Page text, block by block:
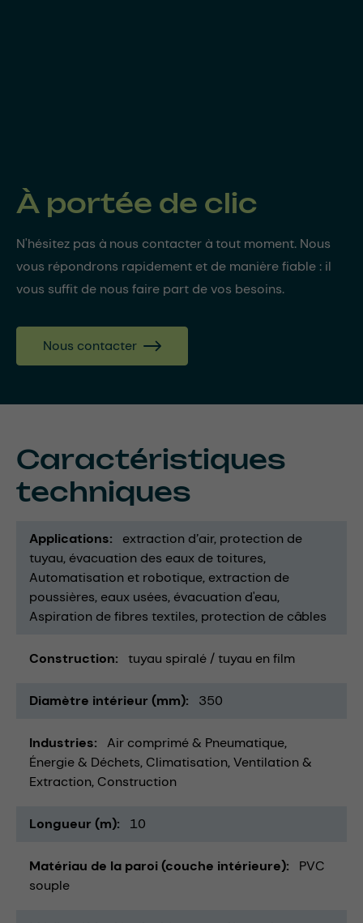
À portée de clic
N'hésitez pas à nous contacter à tout moment. Nous
vous répondrons rapidement et de manière fiable : il
vous suffit de nous faire part de vos besoins.
Nous contacter
Caractéristiques
techniques
Applications extraction d’air protection de
tuyau évacuation des eaux de toitures
Automatisation et robotique extraction de
poussières eaux usées évacuation d'eau
Aspiration de fibres textiles protection de câbles
Construction tuyau spiralé / tuyau en film
Diamètre intérieur (mm) 350
Industries
Air comprimé & Pneumatique
Énergie & Déchets Climatisation, Ventilation &
Extraction Construction
Longueur (m) 10
Matériau de la paroi (couche intérieure)
PVC
souple